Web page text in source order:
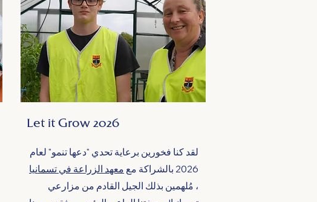
Let it Grow 2026
لقد كنا فخورين برعاية تحدي "دعها تنمو" لعام
2026 بالشراكة مع
معهد الزراعة في تسمانيا
، مُلهمين بذلك الجيل القادم من مزارعي